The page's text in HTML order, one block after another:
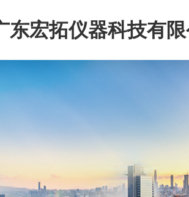
东宏拓仪器科技有